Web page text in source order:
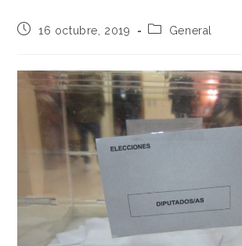
16 octubre, 2019 General